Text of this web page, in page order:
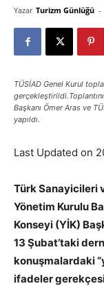
Yazar Turizm Günlüğü -
TÜSİAD Genel Kurul
Başkanı Ömer Aras ve
yapıldı.
Last Updated on
Türk Sanayicileri
Yönetim Kurulu
Konseyi (YİK)
13 Şubat’taki
konuşmalardaki
ifadeler